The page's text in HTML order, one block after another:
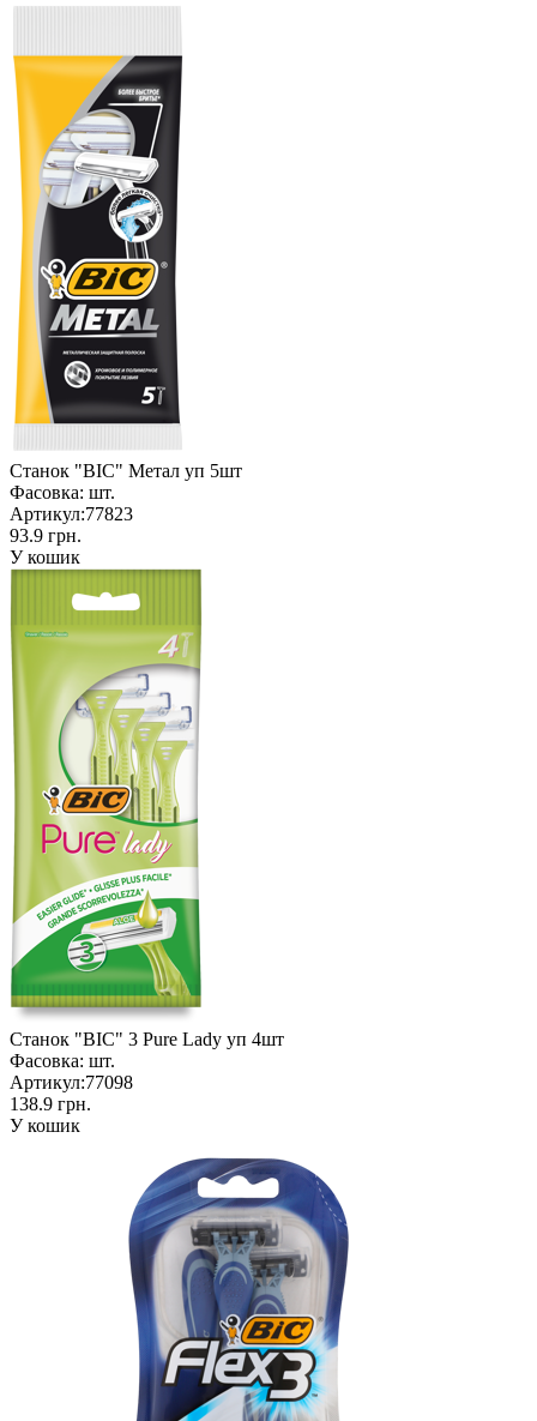
Станок "BIC" Метал уп 5шт
Фасовка: шт.
Артикул:77823
93.9 грн.
У кошик
Станок "BIC" 3 Pure Lady уп 4шт
Фасовка: шт.
Артикул:77098
138.9 грн.
У кошик